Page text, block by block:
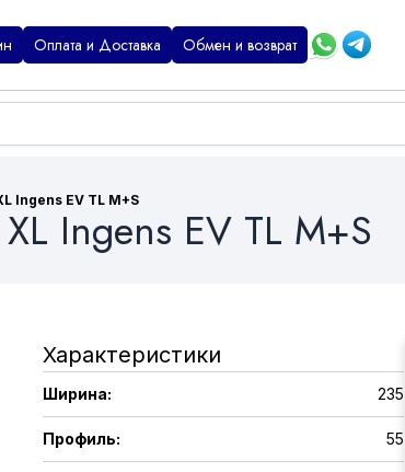
Оплата и Доставка Обмен и возврат
Ingens EV TL M+S
Ingens EV TL M+S
Характеристики
Ширина: 235
Профиль: 55